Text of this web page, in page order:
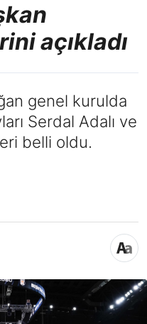
açıkladı
genel kurulda
Serdal Adalı ve
belli oldu.